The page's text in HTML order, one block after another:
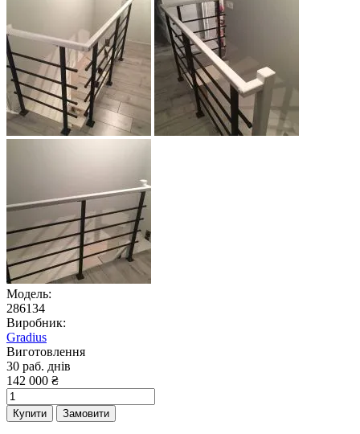
Модель:
286134
Виробник:
Gradius
Виготовлення
30 раб. днів
142 000 ₴
Купити Замовити